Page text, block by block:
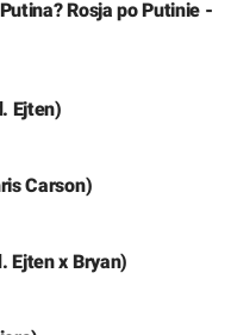
Rosja po Putinie -
Ejten)
Carson)
Ejten x Bryan)